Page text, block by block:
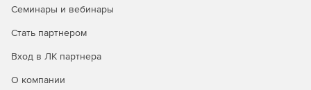
Семинары и вебинары
Стать партнером
Вход в ЛК партнера
О компании